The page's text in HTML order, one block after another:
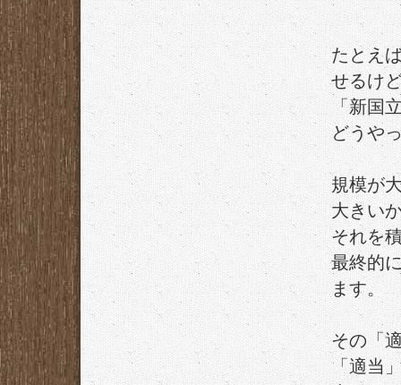
たとえ
せるけ
「新国
どうや
規模が
大きい
それを
最終的
ます。
その「
「適当